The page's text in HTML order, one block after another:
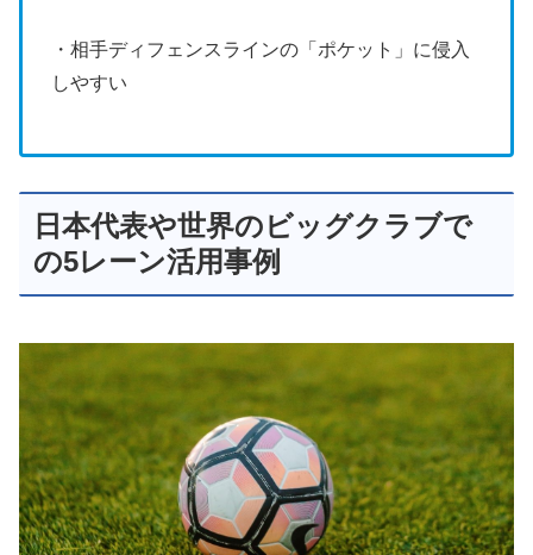
・相手ディフェンスラインの「ポケット」に侵入
しやすい
日本代表や世界のビッグクラブで
の5レーン活用事例